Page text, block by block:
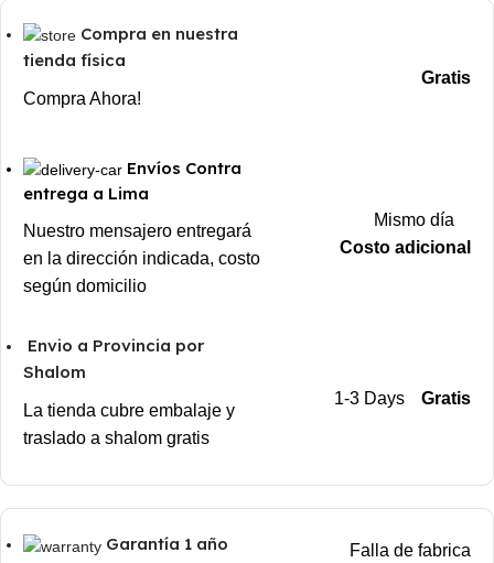
Compra en nuestra
tienda física
Compra Ahora!
Gratis
Envíos Contra
entrega a Lima
Nuestro mensajero entregará
en la dirección indicada, costo
según domicilio
Mismo día
Costo adicional
Envio a Provincia por
Shalom
La tienda cubre embalaje y
traslado a shalom gratis
1-3 Days Gratis
Garantía 1 año Falla de fabrica